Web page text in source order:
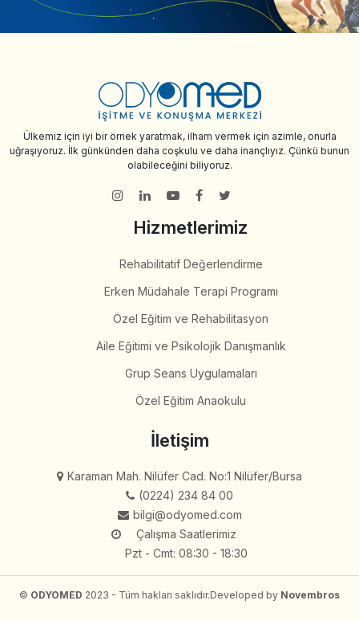
Ülkemiz için iyi bir örnek yaratmak, ilham vermek için azimle, onurla
uğraşıyoruz. İlk günkünden daha coşkulu ve daha inançlıyız. Çünkü bunun
olabileceğini biliyoruz.
Hizmetlerimiz
Rehabilitatif Değerlendirme
Erken Müdahale Terapi Programı
Özel Eğitim ve Rehabilitasyon
Aile Eğitimi ve Psikolojik Danışmanlık
Grup Seans Uygulamaları
Özel Eğitim Anaokulu
İletişim
Karaman Mah. Nilüfer Cad. No:1 Nilüfer/Bursa
(0224) 234 84 00
bilgi@odyomed.com
Çalışma Saatlerimiz
Pzt - Cmt: 08:30 - 18:30
© ODYOMED 2023 - Tüm hakları saklıdır.Developed by Novembros